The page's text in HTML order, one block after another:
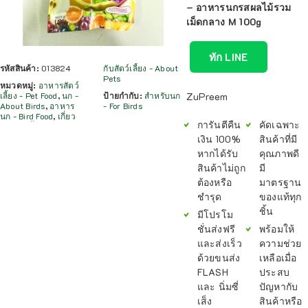
รหัสสินค้า: 013824
หมวดหมู่: อาหารสัตว์
เลี้ยง - Pet Food,นก -
About Birds, อาหาร
นก - Bird Food, เกี่ยว
กับสัตว์เลี้ยง - About
Pets
ป้ายกำกับ:สำหรับนก
- For Birds
– อาหารนกรสผลไม้รวม
เม็ดกลาง M 100g
ทัก LINE
ZuPreem
การันตีคืน
เงิน 100%
หากได้รับ
สินค้าไม่ถูก
ต้องหรือ
ชำรุด
มีโปรโม
ชั่นส่งฟรี
และส่งเร็ว
ด้วยขนส่ง
FLASH
และ นิ่มซี่
เส็ง
คัดเฉพาะ
สินค้าที่มี
คุณภาพดี
มี
มาตรฐาน
ของแท้ทุก
ชิ้น
พร้อมให้
ความช่วย
เหลือเมื่อ
ประสบ
ปัญหากับ
สินค้าหรือ